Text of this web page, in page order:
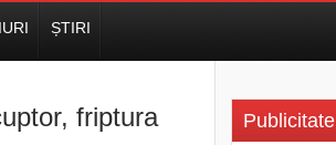
ȘTIRI
, friptura Publicitate